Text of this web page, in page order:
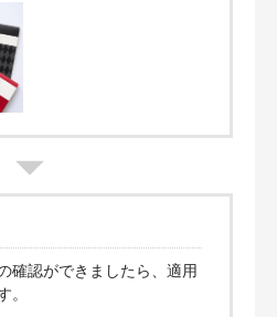
確認ができましたら、適用
。